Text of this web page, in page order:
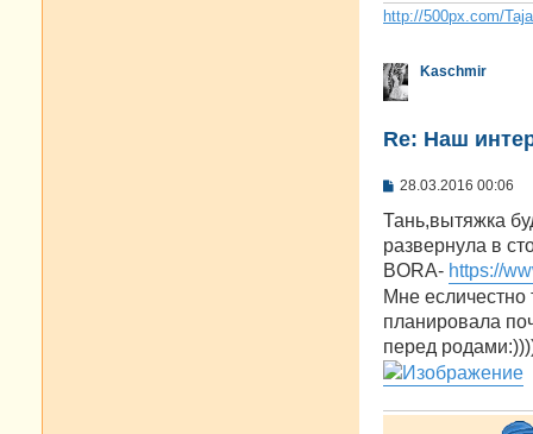
http://500px.com/
Kaschmir
Re: Наш
С
о
щ
е
и
е
28.03.2016 00:06
Тань,вытяжка
развернула в
BORA- https://
Мне
планировала
перед